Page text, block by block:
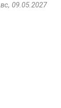
вс, 09.05.2027